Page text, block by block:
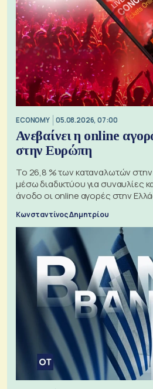
ECONOMY 05.08.2026, 07:00
Ανεβαίνει η online
στην Ευρώπη
Το 26,8 % των καταναλωτών στην
μέσω διαδικτύου για συναυλίες
άνοδο οι online αγορές στην
Κωνσταντίνος Δημητρίου